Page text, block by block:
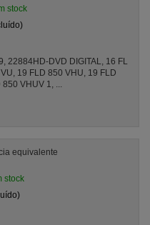
stock
22884HD-DVD DIGITAL, 16 FL
19 FLD 850 VHU, 19 FLD
VHUV 1, ...
equivalente
stock